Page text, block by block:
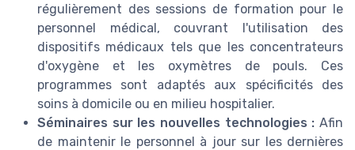
régulièrement des sessions de formation pour le
personnel médical, couvrant l'utilisation des
dispositifs médicaux tels que les concentrateurs
d'oxygène et les oxymètres de pouls. Ces
programmes sont adaptés aux spécificités des
soins à domicile ou en milieu hospitalier.
Séminaires sur les nouvelles technologies : Afin
de maintenir le personnel à jour sur les dernières